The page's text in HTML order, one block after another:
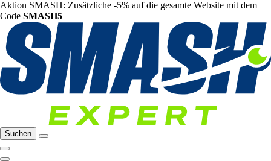
Aktion SMASH: Zusätzliche -5% auf die gesamte Website mit dem
Code SMASH5
Suchen